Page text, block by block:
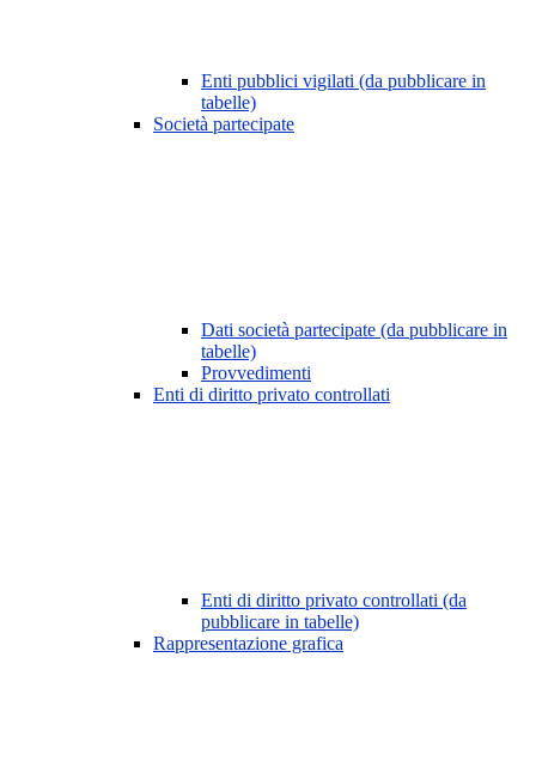
Enti pubblici vigilati (da pubblicare in
tabelle)
Società partecipate
Dati società partecipate (da pubblicare in
tabelle)
Provvedimenti
Enti di diritto privato controllati
Enti di diritto privato controllati (da
pubblicare in tabelle)
Rappresentazione grafica